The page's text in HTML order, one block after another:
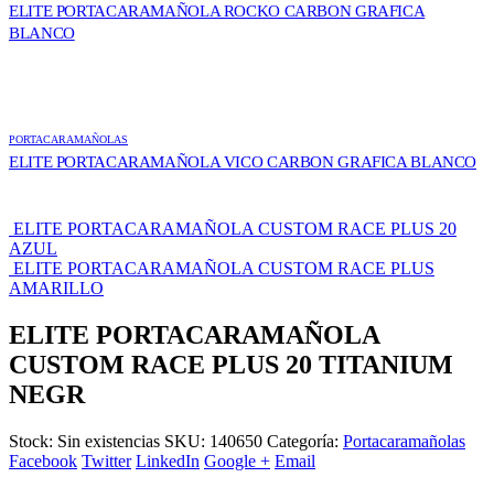
ELITE PORTACARAMAÑOLA ROCKO CARBON GRAFICA
BLANCO
PORTACARAMAÑOLAS
ELITE PORTACARAMAÑOLA VICO CARBON GRAFICA BLANCO
ELITE PORTACARAMAÑOLA CUSTOM RACE PLUS 20
AZUL
ELITE PORTACARAMAÑOLA CUSTOM RACE PLUS
AMARILLO
ELITE PORTACARAMAÑOLA
CUSTOM RACE PLUS 20 TITANIUM
NEGR
Stock: Sin existencias SKU: 140650 Categoría: Portacaramañolas
Facebook Twitter LinkedIn Google + Email